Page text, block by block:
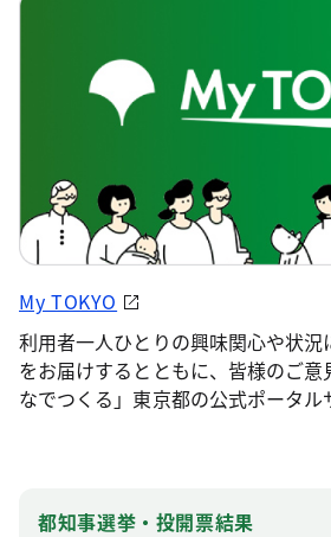
My TOKYO
利用者一人ひとりの興味関心や状
をお届けするとともに、皆様のご
なでつくる」東京都の公式ポータル
都知事選挙・投開票結果